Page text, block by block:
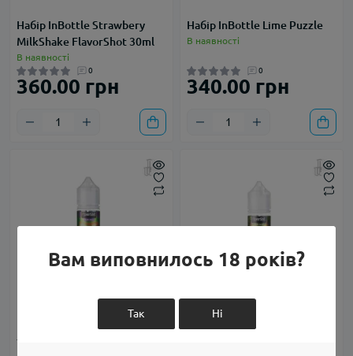
Набір InBottle Strawbery
MilkShake FlavorShot 30ml
В наявності
0
360.00 грн
Набір InBottle Lime Puzzle
В наявності
0
340.00 грн
Набір InBottle Aloe Sweet
Набір InBottle Asia Tea
Вам виповнилось 18 років?
Так Ні